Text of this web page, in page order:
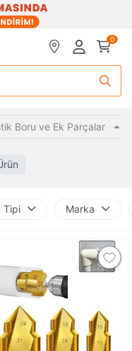
0
Boru ve Ek Parçalar
Tipi Marka